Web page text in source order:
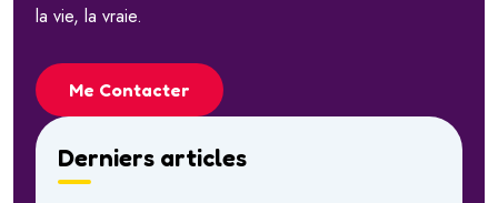
la vie, la vraie.
Me Contacter
Derniers articles